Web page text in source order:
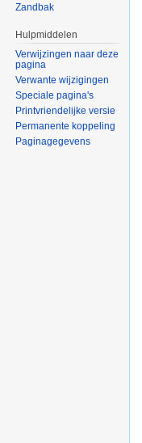
Zandbak
Hulpmiddelen
Verwijzingen naar deze
pagina
Verwante wijzigingen
Speciale pagina's
Printvriendelijke versie
Permanente koppeling
Paginagegevens